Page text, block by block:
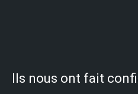
Ils nous ont fait